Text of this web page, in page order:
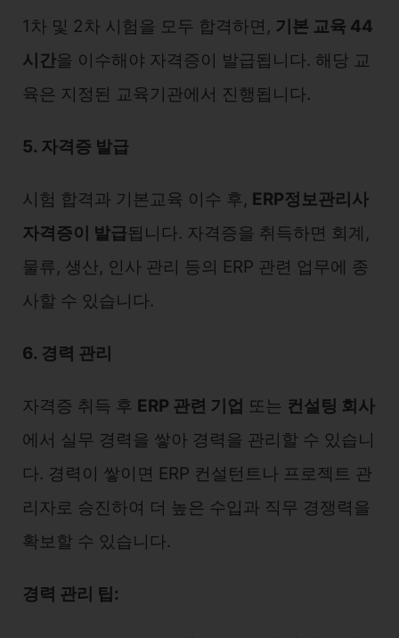
1차 및 2차 시험을 모두 합격하면, 기본 교육 44
시간을 이수해야 자격증이 발급됩니다. 해당 교
육은 지정된 교육기관에서 진행됩니다.
5. 자격증 발급
시험 합격과 기본교육 이수 후, ERP정보관리사
자격증이 발급됩니다. 자격증을 취득하면 회계,
물류, 생산, 인사 관리 등의 ERP 관련 업무에 종
사할 수 있습니다.
6. 경력 관리
자격증 취득 후 ERP 관련 기업 또는 컨설팅 회사
에서 실무 경력을 쌓아 경력을 관리할 수 있습니
다. 경력이 쌓이면 ERP 컨설턴트나 프로젝트 관
리자로 승진하여 더 높은 수입과 직무 경쟁력을
확보할 수 있습니다.
경력 관리 팁: